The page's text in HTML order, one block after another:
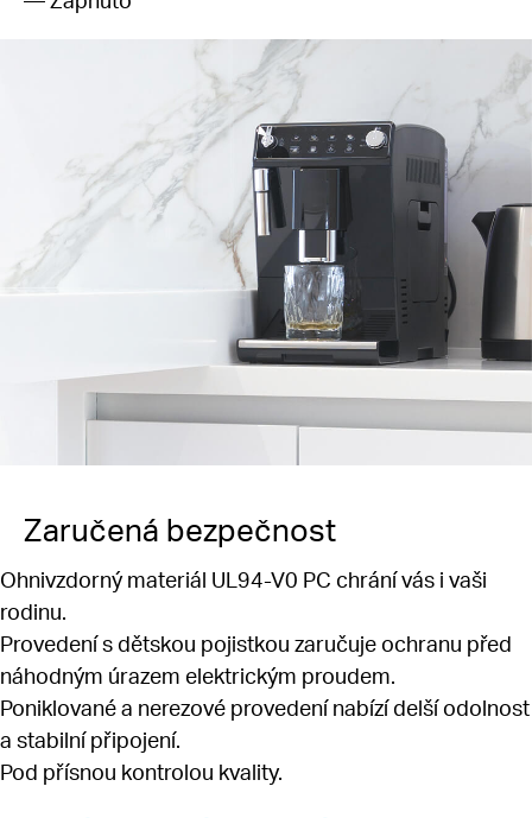
Zaručená bezpečnost
Ohnivzdorný materiál UL94-V0 PC chrání vás i vaši
rodinu.
Provedení s dětskou pojistkou zaručuje ochranu před
náhodným úrazem elektrickým proudem.
Poniklované a nerezové provedení nabízí delší odolnost
a stabilní připojení.
Pod přísnou kontrolou kvality.